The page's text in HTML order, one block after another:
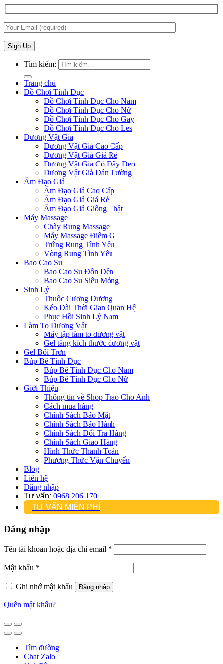
Tìm kiếm:
Trang chủ
Đồ Chơi Tình Dục
Đồ Chơi Tình Dục Cho Nam
Đồ Chơi Tình Dục Cho Nữ
Đồ Chơi Tình Dục Cho Gay
Đồ Chơi Tình Dục Cho Les
Dương Vật Giả
Dương Vật Giả Cao Cấp
Dương Vật Giả Giá Rẻ
Dương Vật Giả Có Dây Đeo
Dương Vật Giả Dán Tường
Âm Đạo Giả
Âm Đạo Giả Cao Cấp
Âm Đạo Giả Giá Rẻ
Âm Đạo Giả Giống Thật
Máy Massage
Chày Rung Massage
Máy Massage Điểm G
Trứng Rung Tình Yêu
Vòng Rung Tình Yêu
Bao Cao Su
Bao Cao Su Đôn Dên
Bao Cao Su Siêu Mỏng
Sinh Lý
Thuốc Cương Dương
Kéo Dài Thời Gian Quan Hệ
Phục Hồi Sinh Lý Nam
Làm To Dương Vật
Máy tập làm to dương vật
Gel tăng kích thước dương vật
Gel Bôi Trơn
Búp Bê Tình Dục
Búp Bê Tình Dục Cho Nam
Búp Bê Tình Dục Cho Nữ
Giới Thiệu
Thông tin về Shop Trao Cho Anh
Cách mua hàng
Chính Sách Bảo Mật
Chính Sách Bảo Hành
Chính Sách Đổi Trả Hàng
Chính Sách Giao Hàng
Hình Thức Thanh Toán
Phương Thức Vận Chuyển
Blog
Liên hệ
Đăng nhập
Tư vấn: 0968.206.170
TƯ VẤN MIỄN PHÍ
Đăng nhập
Tên tài khoản hoặc địa chỉ email *
Mật khẩu *
Ghi nhớ mật khẩu Đăng nhập
Quên mật khẩu?
Tìm đường
Chat Zalo